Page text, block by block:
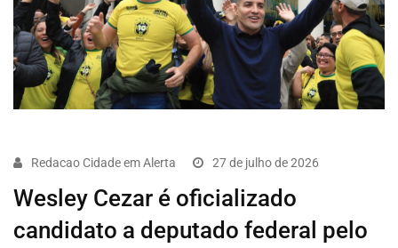
Redacao Cidade em Alerta 27 de julho de 2026
Wesley Cezar é oficializado
candidato a deputado federal pelo